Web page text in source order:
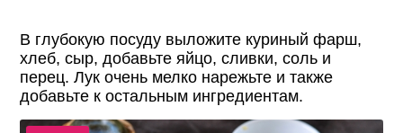
В глубокую посуду выложите куриный фарш,
хлеб, сыр, добавьте яйцо, сливки, соль и
перец. Лук очень мелко нарежьте и также
добавьте к остальным ингредиентам.